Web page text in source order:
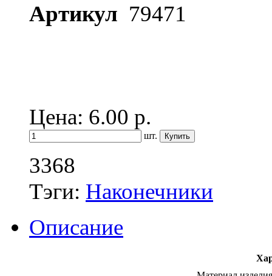
Артикул 79471
Цена: 6.00 р.
шт.
3368
Тэги: Наконечники
Описание